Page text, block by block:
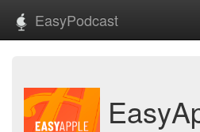
EasyPodcast